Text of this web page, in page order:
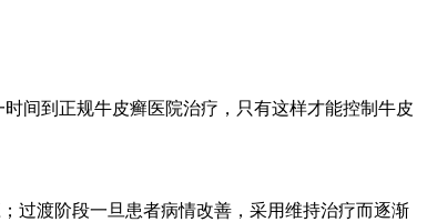
间到正规牛皮癣医院治疗，只有这样才能控制牛皮
过渡阶段一旦患者病情改善，采用维持治疗而逐渐